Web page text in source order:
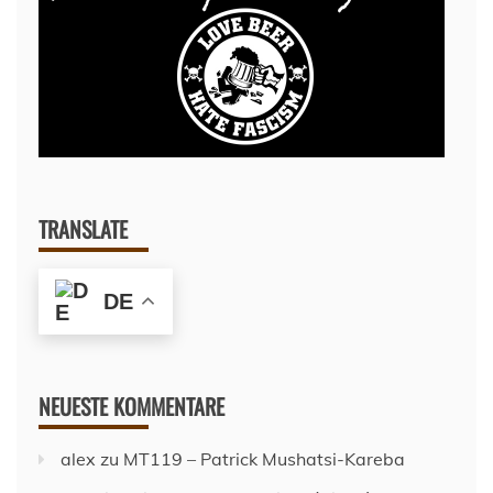
TRANSLATE
DE
NEUESTE KOMMENTARE
alex zu MT119 – Patrick Mushatsi-Kareba